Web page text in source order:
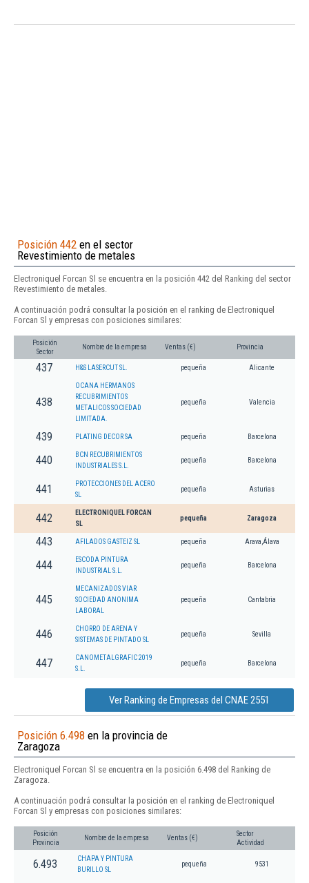
Posición 442 en el sector
Revestimiento de metales
Electroniquel Forcan Sl se encuentra en la posición 442 del Ranking del sector
Revestimiento de metales.
A continuación podrá consultar la posición en el ranking de Electroniquel
Forcan Sl y empresas con posiciones similares:
Posición
Sector
Nombre de la empresa Ventas (€) Provincia
437 H&S LASERCUT SL. pequeña Alicante
438
OCANA HERMANOS
RECUBRIMIENTOS
METALICOS SOCIEDAD
LIMITADA.
pequeña Valencia
439 PLATING DECOR SA pequeña Barcelona
440
BCN RECUBRIMIENTOS
INDUSTRIALES S.L.
pequeña Barcelona
441
PROTECCIONES DEL ACERO
SL
pequeña Asturias
442
ELECTRONIQUEL FORCAN
SL
pequeña Zaragoza
443 AFILADOS GASTEIZ SL pequeña Arava,Álava
444
ESCODA PINTURA
INDUSTRIAL S.L.
pequeña Barcelona
445
MECANIZADOS VIAR
SOCIEDAD ANONIMA
LABORAL
pequeña Cantabria
446
CHORRO DE ARENA Y
SISTEMAS DE PINTADO SL
pequeña Sevilla
447
CANOMETALGRAFIC 2019
S.L.
pequeña Barcelona
Ver Ranking de Empresas del CNAE 2551
Posición 6.498 en la provincia de
Zaragoza
Electroniquel Forcan Sl se encuentra en la posición 6.498 del Ranking de
Zaragoza.
A continuación podrá consultar la posición en el ranking de Electroniquel
Forcan Sl y empresas con posiciones similares:
Posición
Provincia
Nombre de la empresa Ventas (€)
Sector
Actividad
6.493
CHAPA Y PINTURA
BURILLO SL
pequeña 9531